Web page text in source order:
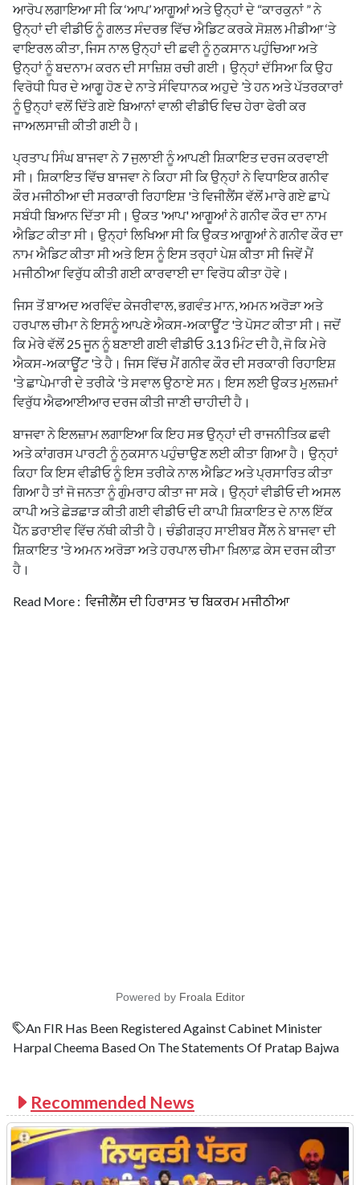
ਆਰੋਪ ਲਗਾਇਆ ਸੀ ਕਿ ‘ਆਪ’ ਆਗੂਆਂ ਅਤੇ ਉਨ੍ਹਾਂ ਦੇ “ਕਾਰਕੁਨਾਂ ” ਨੇ
ਉਨ੍ਹਾਂ ਦੀ ਵੀਡੀਓ ਨੂੰ ਗਲਤ ਸੰਦਰਭ ਵਿੱਚ ਐਡਿਟ ਕਰਕੇ ਸੋਸ਼ਲ ਮੀਡੀਆ ‘ਤੇ
ਵਾਇਰਲ ਕੀਤਾ, ਜਿਸ ਨਾਲ ਉਨ੍ਹਾਂ ਦੀ ਛਵੀ ਨੂੰ ਨੁਕਸਾਨ ਪਹੁੰਚਿਆ ਅਤੇ
ਉਨ੍ਹਾਂ ਨੂੰ ਬਦਨਾਮ ਕਰਨ ਦੀ ਸਾਜ਼ਿਸ਼ ਰਚੀ ਗਈ। ਉਨ੍ਹਾਂ ਦੱਸਿਆ ਕਿ ਉਹ
ਵਿਰੋਧੀ ਧਿਰ ਦੇ ਆਗੂ ਹੋਣ ਦੇ ਨਾਤੇ ਸੰਵਿਧਾਨਕ ਅਹੁਦੇ ’ਤੇ ਹਨ ਅਤੇ ਪੱਤਰਕਾਰਾਂ
ਨੂੰ ਉਨ੍ਹਾਂ ਵਲੋਂ ਦਿੱਤੇ ਗਏ ਬਿਆਨਾਂ ਵਾਲੀ ਵੀਡੀਓ ਵਿਚ ਹੇਰਾ ਫੇਰੀ ਕਰ
ਜਾਅਲਸਾਜ਼ੀ ਕੀਤੀ ਗਈ ਹੈ।
ਪ੍ਰਤਾਪ ਸਿੰਘ ਬਾਜਵਾ ਨੇ 7 ਜੁਲਾਈ ਨੂੰ ਆਪਣੀ ਸ਼ਿਕਾਇਤ ਦਰਜ ਕਰਵਾਈ
ਸੀ। ਸ਼ਿਕਾਇਤ ਵਿੱਚ ਬਾਜਵਾ ਨੇ ਕਿਹਾ ਸੀ ਕਿ ਉਨ੍ਹਾਂ ਨੇ ਵਿਧਾਇਕ ਗਨੀਵ
ਕੌਰ ਮਜੀਠੀਆ ਦੀ ਸਰਕਾਰੀ ਰਿਹਾਇਸ਼ 'ਤੇ ਵਿਜੀਲੈਂਸ ਵੱਲੋਂ ਮਾਰੇ ਗਏ ਛਾਪੇ
ਸਬੰਧੀ ਬਿਆਨ ਦਿੱਤਾ ਸੀ। ਉਕਤ 'ਆਪ' ਆਗੂਆਂ ਨੇ ਗਨੀਵ ਕੌਰ ਦਾ ਨਾਮ
ਐਡਿਟ ਕੀਤਾ ਸੀ। ਉਨ੍ਹਾਂ ਲਿਖਿਆ ਸੀ ਕਿ ਉਕਤ ਆਗੂਆਂ ਨੇ ਗਨੀਵ ਕੌਰ ਦਾ
ਨਾਮ ਐਡਿਟ ਕੀਤਾ ਸੀ ਅਤੇ ਇਸ ਨੂੰ ਇਸ ਤਰ੍ਹਾਂ ਪੇਸ਼ ਕੀਤਾ ਸੀ ਜਿਵੇਂ ਮੈਂ
ਮਜੀਠੀਆ ਵਿਰੁੱਧ ਕੀਤੀ ਗਈ ਕਾਰਵਾਈ ਦਾ ਵਿਰੋਧ ਕੀਤਾ ਹੋਵੇ।
ਜਿਸ ਤੋਂ ਬਾਅਦ ਅਰਵਿੰਦ ਕੇਜਰੀਵਾਲ, ਭਗਵੰਤ ਮਾਨ, ਅਮਨ ਅਰੋੜਾ ਅਤੇ
ਹਰਪਾਲ ਚੀਮਾ ਨੇ ਇਸਨੂੰ ਆਪਣੇ ਐਕਸ-ਅਕਾਊਂਟ 'ਤੇ ਪੋਸਟ ਕੀਤਾ ਸੀ। ਜਦੋਂ
ਕਿ ਮੇਰੇ ਵੱਲੋਂ 25 ਜੂਨ ਨੂੰ ਬਣਾਈ ਗਈ ਵੀਡੀਓ 3.13 ਮਿੰਟ ਦੀ ਹੈ, ਜੋ ਕਿ ਮੇਰੇ
ਐਕਸ-ਅਕਾਊਂਟ 'ਤੇ ਹੈ। ਜਿਸ ਵਿੱਚ ਮੈਂ ਗਨੀਵ ਕੌਰ ਦੀ ਸਰਕਾਰੀ ਰਿਹਾਇਸ਼
'ਤੇ ਛਾਪੇਮਾਰੀ ਦੇ ਤਰੀਕੇ 'ਤੇ ਸਵਾਲ ਉਠਾਏ ਸਨ। ਇਸ ਲਈ ਉਕਤ ਮੁਲਜ਼ਮਾਂ
ਵਿਰੁੱਧ ਐਫਆਈਆਰ ਦਰਜ ਕੀਤੀ ਜਾਣੀ ਚਾਹੀਦੀ ਹੈ।
ਬਾਜਵਾ ਨੇ ਇਲਜ਼ਾਮ ਲਗਾਇਆ ਕਿ ਇਹ ਸਭ ਉਨ੍ਹਾਂ ਦੀ ਰਾਜਨੀਤਿਕ ਛਵੀ
ਅਤੇ ਕਾਂਗਰਸ ਪਾਰਟੀ ਨੂੰ ਨੁਕਸਾਨ ਪਹੁੰਚਾਉਣ ਲਈ ਕੀਤਾ ਗਿਆ ਹੈ। ਉਨ੍ਹਾਂ
ਕਿਹਾ ਕਿ ਇਸ ਵੀਡੀਓ ਨੂੰ ਇਸ ਤਰੀਕੇ ਨਾਲ ਐਡਿਟ ਅਤੇ ਪ੍ਰਸਾਰਿਤ ਕੀਤਾ
ਗਿਆ ਹੈ ਤਾਂ ਜੋ ਜਨਤਾ ਨੂੰ ਗੁੰਮਰਾਹ ਕੀਤਾ ਜਾ ਸਕੇ। ਉਨ੍ਹਾਂ ਵੀਡੀਓ ਦੀ ਅਸਲ
ਕਾਪੀ ਅਤੇ ਛੇੜਛਾੜ ਕੀਤੀ ਗਈ ਵੀਡੀਓ ਦੀ ਕਾਪੀ ਸ਼ਿਕਾਇਤ ਦੇ ਨਾਲ ਇੱਕ
ਪੈੱਨ ਡਰਾਈਵ ਵਿੱਚ ਨੱਥੀ ਕੀਤੀ ਹੈ। ਚੰਡੀਗੜ੍ਹ ਸਾਈਬਰ ਸੈੱਲ ਨੇ ਬਾਜਵਾ ਦੀ
ਸ਼ਿਕਾਇਤ 'ਤੇ ਅਮਨ ਅਰੋੜਾ ਅਤੇ ਹਰਪਾਲ ਚੀਮਾ ਖ਼ਿਲਾਫ਼ ਕੇਸ ਦਰਜ ਕੀਤਾ
ਹੈ।
Read More : ਵਿਜੀਲੈਂਸ ਦੀ ਹਿਰਾਸਤ ’ਚ ਬਿਕਰਮ ਮਜੀਠੀਆ
Powered by Froala Editor
An FIR Has Been Registered Against Cabinet Minister
Harpal Cheema Based On The Statements Of Pratap Bajwa
Recommended News